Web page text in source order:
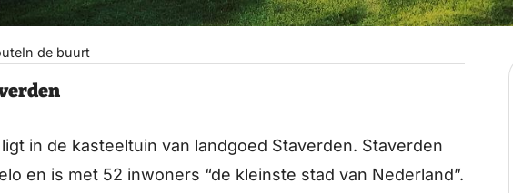
In de buurt
in de kasteeltuin van landgoed Staverden. Staverden
en is met 52 inwoners “de kleinste stad van Nederland”.